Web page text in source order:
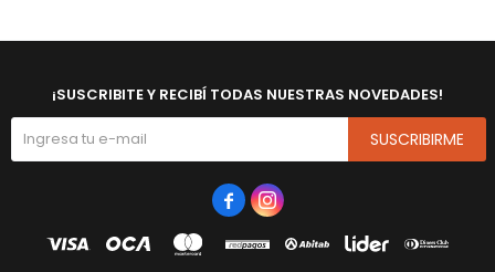
¡SUSCRIBITE Y RECIBÍ TODAS NUESTRAS NOVEDADES!
SUSCRIBIRME
 